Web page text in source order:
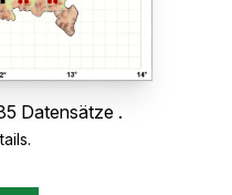
Datensätze .